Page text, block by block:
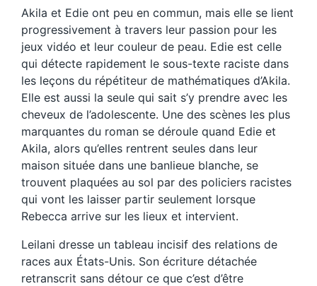
Akila et Edie ont peu en commun, mais elle se lient
progressivement à travers leur passion pour les
jeux vidéo et leur couleur de peau. Edie est celle
qui détecte rapidement le sous-texte raciste dans
les leçons du répétiteur de mathématiques d’Akila.
Elle est aussi la seule qui sait s’y prendre avec les
cheveux de l’adolescente. Une des scènes les plus
marquantes du roman se déroule quand Edie et
Akila, alors qu’elles rentrent seules dans leur
maison située dans une banlieue blanche, se
trouvent plaquées au sol par des policiers racistes
qui vont les laisser partir seulement lorsque
Rebecca arrive sur les lieux et intervient.
Leilani dresse un tableau incisif des relations de
races aux États-Unis. Son écriture détachée
retranscrit sans détour ce que c’est d’être